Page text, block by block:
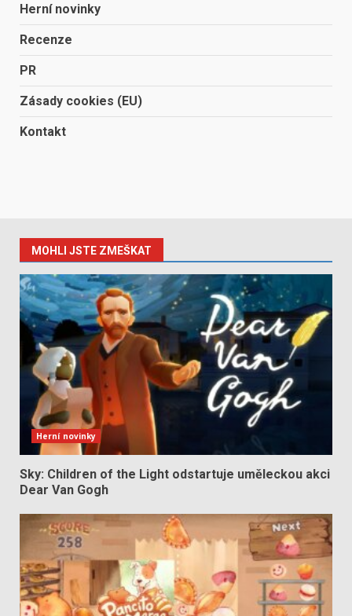
Herní novinky
Recenze
PR
Zásady cookies (EU)
Kontakt
MOHLI JSTE ZMEŠKAT
Herní novinky
Sky: Children of the Light odstartuje uměleckou akci
Dear Van Gogh